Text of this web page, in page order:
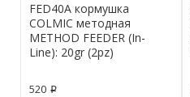
FED40A кормушка
COLMIC методная
METHOD FEEDER (In-
Line): 20gr (2pz)
520 p